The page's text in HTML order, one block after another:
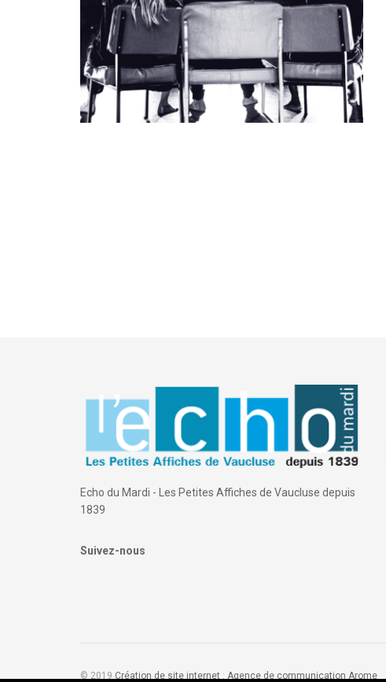
Echo du Mardi - Les Petites Affiches de Vaucluse depuis
1839
Suivez-nous
© 2019 Création de site internet : Agence de communication Arome